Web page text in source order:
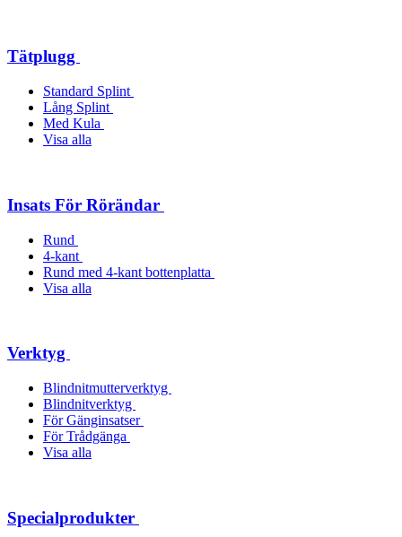
Tätplugg
Standard Splint
Lång Splint
Med Kula
Visa alla
Insats För Rörändar
Rund
4-kant
Rund med 4-kant bottenplatta
Visa alla
Verktyg
Blindnitmutterverktyg
Blindnitverktyg
För Gänginsatser
För Trådgänga
Visa alla
Specialprodukter